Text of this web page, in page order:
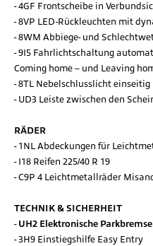
4GF Frontscheibe in
8VP LED-Rückleuchten mit
8WM Abbiege- und
9I5 Fahrlichtschaltung
Coming home – und Leaving
8TL Nebelschlusslicht
UD3 Leiste zwischen den
RÄDER
1NL Abdeckungen für
I18 Reifen 225/40 R 19
C9P 4 Leichtmetallräder
TECHNIK & SICHERHEIT
UH2 Elektronische
3H9 Einstiegshilfe Easy Entry